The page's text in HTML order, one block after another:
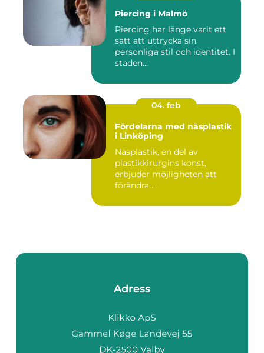
Piercing i Malmö
Piercing har länge varit ett
sätt att uttrycka sin
personliga stil och identitet. I
staden...
04. feb
Fördelarna med näsplastik
i Linköping
Näsplastik, en del av
plastikkirurgins konst,
erbjuder möjligheten att
förändra ...
Adress